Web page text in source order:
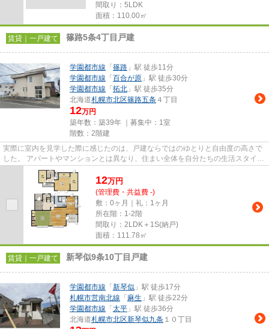
間取り：5LDK
面積：110.00㎡
賃貸｜一戸建て 篠路5条4丁目戸建
学園都市線 「 篠路 」駅 徒歩11分
学園都市線 「 百合が原 」駅 徒歩30分
学園都市線 「 拓北 」駅 徒歩35分
北海道札幌市北区篠路五条 ４丁目
12万円
築年数：築39年 ｜募集中： 1室
階数：2階建
実際に室内を見学した際に感じたのは、戸建ならではのゆとりと自由度の高さで
した。 アパートやマンションとは異なり、住まい全体を自分たちの生活スタイル
に合わせて活用できそうな...
12万円
(管理費・共益費 -)
敷：0ヶ月｜礼：1ヶ月
所在階：1-2階
間取り：2LDK＋1S(納戸)
面積：111.78㎡
賃貸｜一戸建て 新琴似9条10丁目戸建
学園都市線 「 新琴似 」駅 徒歩17分
札幌市営南北線 「 麻生 」駅 徒歩22分
学園都市線 「 太平 」駅 徒歩36分
北海道札幌市北区新琴似九条 １０丁目